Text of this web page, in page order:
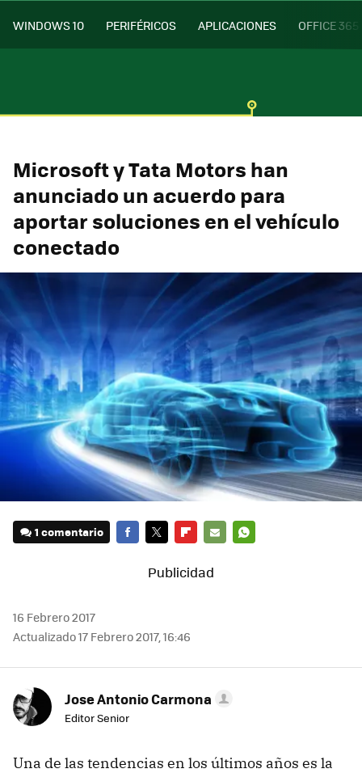
WINDOWS 10 PERIFÉRICOS APLICACIONES OFFICE 365
Microsoft y Tata Motors han
anunciado un acuerdo para
aportar soluciones en el vehículo
conectado
1 comentario
MAIL
16 Febrero 2017
Actualizado 17 Febrero 2017, 16:46
Jose Antonio Carmona
Editor Senior
Una de las tendencias en los últimos años es la